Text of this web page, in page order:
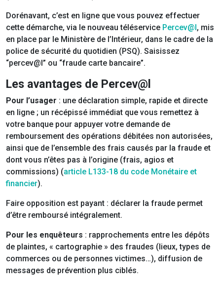
Dorénavant, c’est en ligne que vous pouvez effectuer
cette démarche, via le nouveau téléservice Percev@l , mis
en place par le Ministère de l’Intérieur, dans le cadre de la
police de sécurité du quotidien (PSQ). Saisissez
“percev@l” ou “fraude carte bancaire”.
Les avantages de Percev@l
Pour l’usager : une déclaration simple, rapide et directe
en ligne ; un récépissé immédiat que vous remettez à
votre banque pour appuyer votre demande de
remboursement des opérations débitées non autorisées,
ainsi que de l’ensemble des frais causés par la fraude et
dont vous n’êtes pas à l’origine (frais, agios et
commissions) (article L133-18 du code Monétaire et
financier).
Faire opposition est payant : déclarer la fraude permet
d’être remboursé intégralement.
Pour les enquêteurs : rapprochements entre les dépôts
de plaintes, « cartographie » des fraudes (lieux, types de
commerces ou de personnes victimes…), diffusion de
messages de prévention plus ciblés.